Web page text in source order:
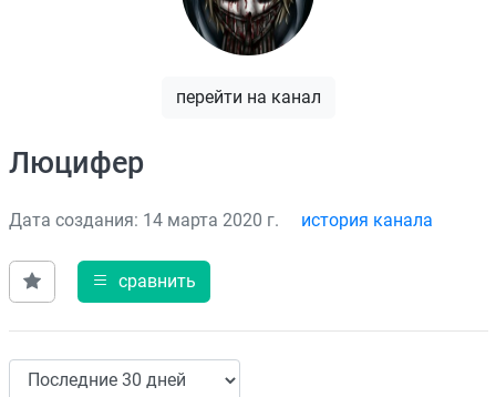
перейти на канал
Люцифер
Дата создания: 14 марта 2020 г. история канала
сравнить